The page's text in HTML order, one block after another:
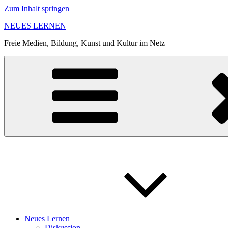
Zum Inhalt springen
NEUES LERNEN
Freie Medien, Bildung, Kunst und Kultur im Netz
Neues Lernen